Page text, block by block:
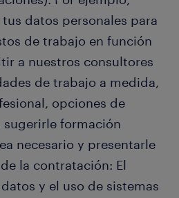
datos personales para
de trabajo en función
a nuestros consultores
de trabajo a medida,
opciones de
formación
necesario y presentarle
la contratación: El
y el uso de sistemas